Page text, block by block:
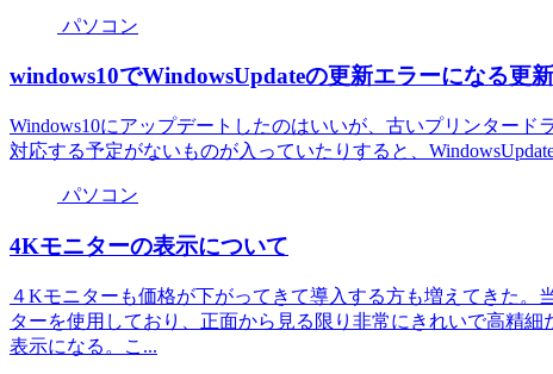
パソコン
windows10でWindowsUpdateの更新エラーになる更
Windows10にアップデートしたのはいいが、古いプリンタード
対応する予定がないものが入っていたりすると、
パソコン
4Kモニターの表示について
４Kモニターも価格が下がってきて導入する方も増えてきた。
ターを使用しており、正面から見る限り非常にきれいで高精
表示になる。こ...